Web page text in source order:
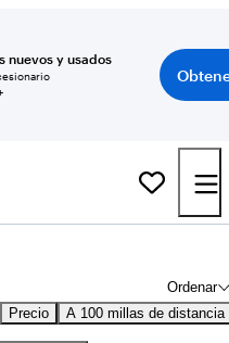
nuevos y usados
Ordenar
Precio A 100 millas de distancia